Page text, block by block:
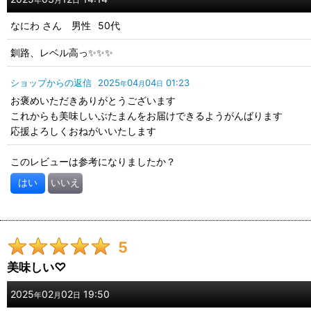
年代:
性別:
並び順
なにわ さん 男性 50代
釧路、レベル高っ✨✨✨
ショップからの返信 2025年04月04日 01:23
お褒めいただきありがとうございます
これからも美味しいぶたまんをお届けできるようがんばります
応援よろしくおねがいいたします
このレビューは参考になりましたか？
はい いいえ
5
美味しい♡
2025年02月02日 19:50